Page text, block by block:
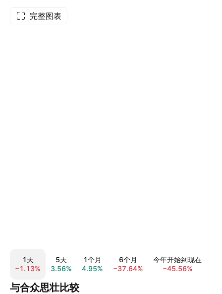
完整图表
1天
−1.13%
5天
3.56%
1个月
4.95%
6个月
−37.64%
今年开始到现在
−45.56%
与合众思壮比较